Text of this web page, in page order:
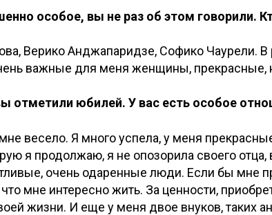
особое, вы не раз об этом говорили.
Верико Анджапаридзе, Софико Чаурели. В
важные для меня женщины, прекрасные,
отметили юбилей. У вас есть особое
весело. Я много успела, у меня
я продолжаю, я не опозорила своего отца,
очень одаренные люди. Если бы мне
что мне интересно жить. За ценности,
жизни. И еще у меня двое внуков, таких